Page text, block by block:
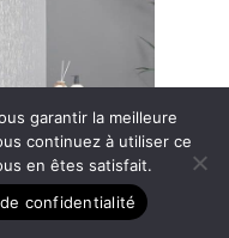
Auralum avec
garantir la meilleure
continuez à utiliser ce
en êtes satisfait.
confidentialité